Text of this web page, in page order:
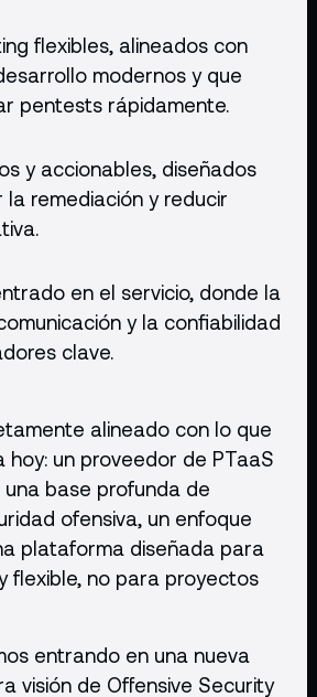
flexibles, alineados con
modernos y que
pentests rápidamente.
y accionables, diseñados
remediación y reducir
en el servicio, donde la
y la confiabilidad
clave.
alineado con lo que
hoy: un proveedor de PTaaS
base profunda de
ofensiva, un enfoque
plataforma diseñada para
flexible, no para proyectos
entrando en una nueva
visión de Offensive Security